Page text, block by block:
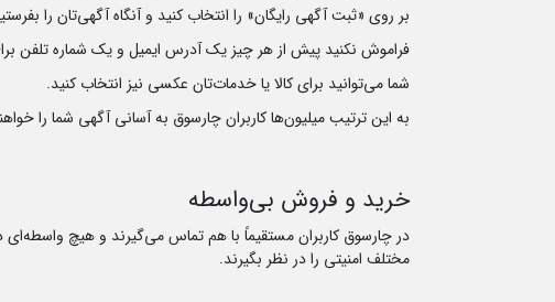
بر روی «ثبت آگهی رایگان» را انتخاب کنید و آنگاه آگهی‌تان را
فراموش نکنید پیش از هر چیز یک آدرس ایمیل و یک شماره تلفن
شما می‌توانید برای کالا یا خدمات‌تان عکسی نیز انتخاب کنید.
به این ترتیب میلیون‌ها کاربران چارسوق به آسانی آگهی‌ شما را
خرید و فروش بی‌واسطه
در چارسوق کاربران مستقیماً با هم تماس می‌گیرند و هیچ
مختلف امنیتی را در نظر بگیرند.